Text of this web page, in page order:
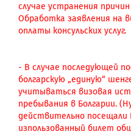
случае устранения
Обработка заявления на
оплаты консульских услуг.
- В случае последующей
болгарскую „единую“
учитываться визовая
пребывания в Болгарии.
действительно посещали
изпользованный билет